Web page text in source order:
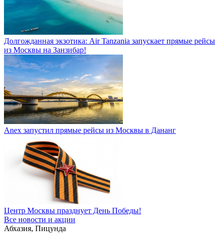
Долгожданная экзотика: Air Tanzania запускает прямые рейсы
из Москвы на Занзибар!
Anex запустил прямые рейсы из Москвы в Дананг
Центр Москвы празднует День Победы!
Все новости и акции
Абхазия, Пицунда